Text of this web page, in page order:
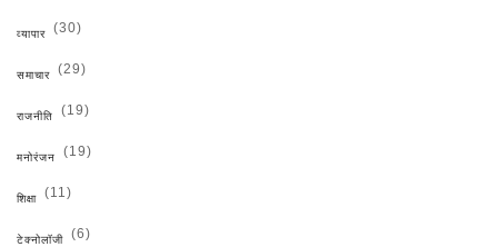
व्यापार (30)
समाचार (29)
राजनीति (19)
मनोरंजन (19)
शिक्षा (11)
टेक्नोलॉजी (6)